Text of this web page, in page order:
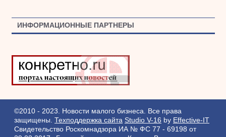
ИНФОРМАЦИОННЫЕ ПАРТНЕРЫ
©2010 - 2023. Новости малого бизнеса. Все права
защищены. Техподдержка сайта Studio V-16 by Effective-IT
Свидетельство Роскомнадзора ИА № ФС 77 - 69198 от